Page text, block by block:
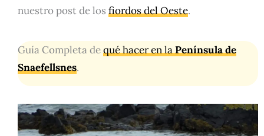
nuestro post de los fiordos del Oeste.
Guía Completa dequé hacer en laPenínsula de
Snaefellsnes.